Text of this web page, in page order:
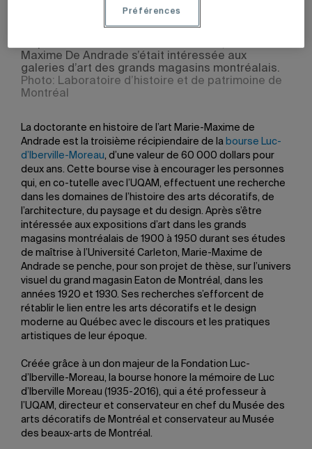
d’histoire et de patrimoine de Montréal. Découvrir la
organisé en 2017 par le Laboratoire d’histoire et
Maxime De Andrade s’était intéressée aux
galeries d’art des grands magasins montréalais.
Photo: Laboratoire d’histoire et de patrimoine de
Montréal
La doctorante en histoire de l’art Marie-Maxime de
Andrade est la troisième récipiendaire de la bourse Luc-
d’Iberville-Moreau, d’une valeur de 60 000 dollars pour
deux ans. Cette bourse vise à encourager les personnes
qui, en co-tutelle avec l’UQAM, effectuent une recherche
dans les domaines de l’histoire des arts décoratifs, de
l’architecture, du paysage et du design. Après s’être
intéressée aux expositions d’art dans les grands
magasins montréalais de 1900 à 1950 durant ses études
de maîtrise à l’Université Carleton, Marie-Maxime de
Andrade se penche, pour son projet de thèse, sur l’univers
visuel du grand magasin Eaton de Montréal, dans les
années 1920 et 1930. Ses recherches s’efforcent de
rétablir le lien entre les arts décoratifs et le design
moderne au Québec avec le discours et les pratiques
artistiques de leur époque.
Créée grâce à un don majeur de la Fondation Luc-
d’Iberville-Moreau, la bourse honore la mémoire de Luc
d’Iberville Moreau (1935-2016), qui a été professeur à
l’UQAM, directeur et conservateur en chef du Musée des
arts décoratifs de Montréal et conservateur au Musée
des beaux-arts de Montréal.
Préférences